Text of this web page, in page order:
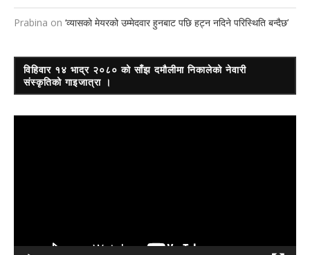
Prabina on ‘व्यासको मेयरको उम्मेदवार हुनबाट पछि हट्न नदिने परिस्थिति बन्दैछ’
विहिवार १४ भाद्र २०८० को साँझ दमौलीमा निकालेको नेवारी
संस्कृतिको गाइजात्रा ।